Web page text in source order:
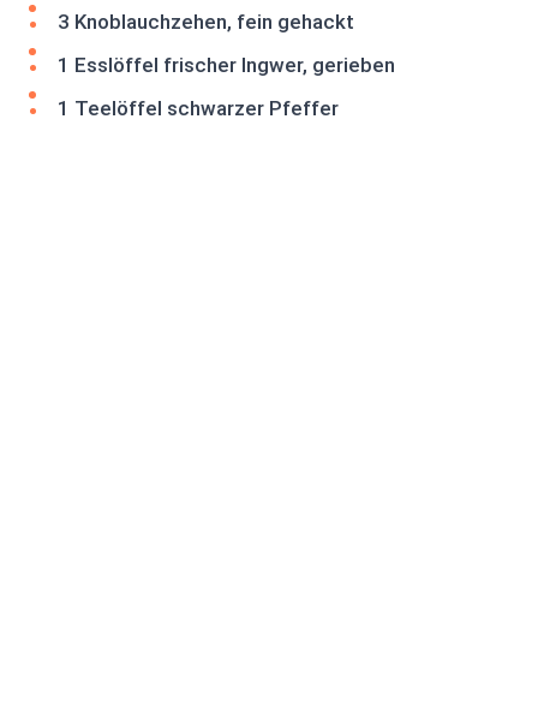
3 Knoblauchzehen, fein gehackt
1 Esslöffel frischer Ingwer, gerieben
1 Teelöffel schwarzer Pfeffer